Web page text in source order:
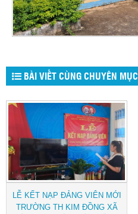
BÀI VIẾT CÙNG CHUYÊN MỤC
LỄ KẾT NẠP ĐẢNG VIÊN MỚI
TRƯỜNG TH KIM ĐỒNG XÃ